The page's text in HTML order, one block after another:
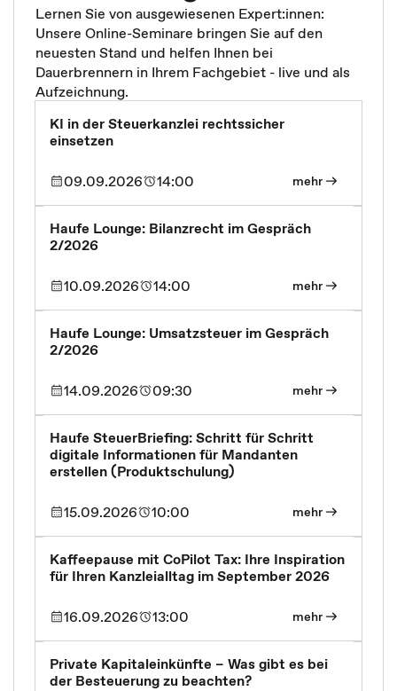
Lernen Sie von ausgewiesenen Expert:innen:
Unsere Online-Seminare bringen Sie auf den
neuesten Stand und helfen Ihnen bei
Dauerbrennern in Ihrem Fachgebiet - live und als
Aufzeichnung.
KI in der Steuerkanzlei rechtssicher
einsetzen
09.09.2026 14:00 mehr
Haufe Lounge: Bilanzrecht im Gespräch
2/2026
10.09.2026 14:00 mehr
Haufe Lounge: Umsatzsteuer im Gespräch
2/2026
14.09.2026 09:30 mehr
Haufe SteuerBriefing: Schritt für Schritt
digitale Informationen für Mandanten
erstellen (Produktschulung)
15.09.2026 10:00 mehr
Kaffeepause mit CoPilot Tax: Ihre Inspiration
für Ihren Kanzleialltag im September 2026
16.09.2026 13:00 mehr
Private Kapitaleinkünfte – Was gibt es bei
der Besteuerung zu beachten?